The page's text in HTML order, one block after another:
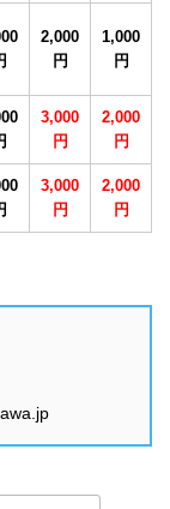
2,000
円
1,000
円
3,000
円
2,000
円
3,000
円
2,000
円